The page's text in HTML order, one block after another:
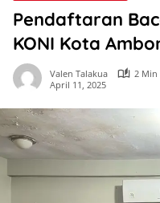
Pendaftaran
KONI Kota
Valen Talakua
2 Min
April 11, 2025